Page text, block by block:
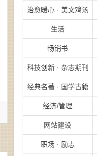
治愈暖心 · 美文鸡汤
生活
畅销书
科技创新 · 杂志期刊
经典名著 · 国学古籍
经济/管理
网站建设
职场 · 励志